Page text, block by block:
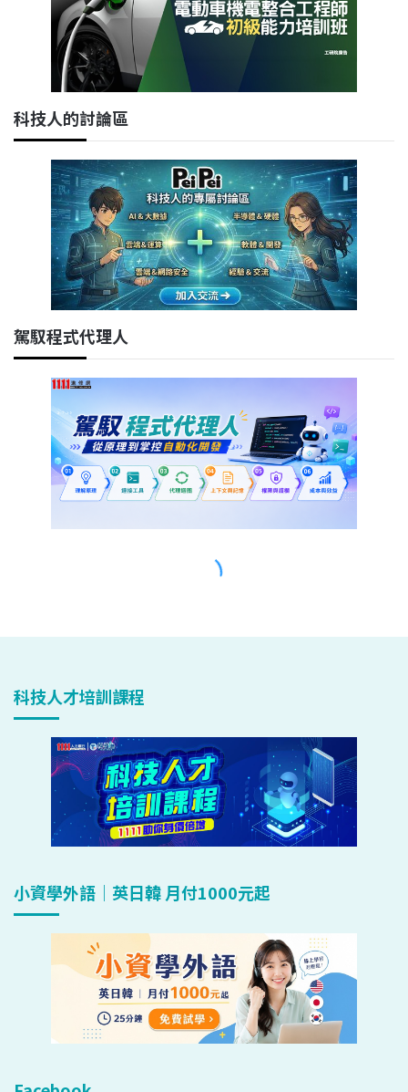
科技人才培訓課程
小資學外語｜英日韓 月付1000元起